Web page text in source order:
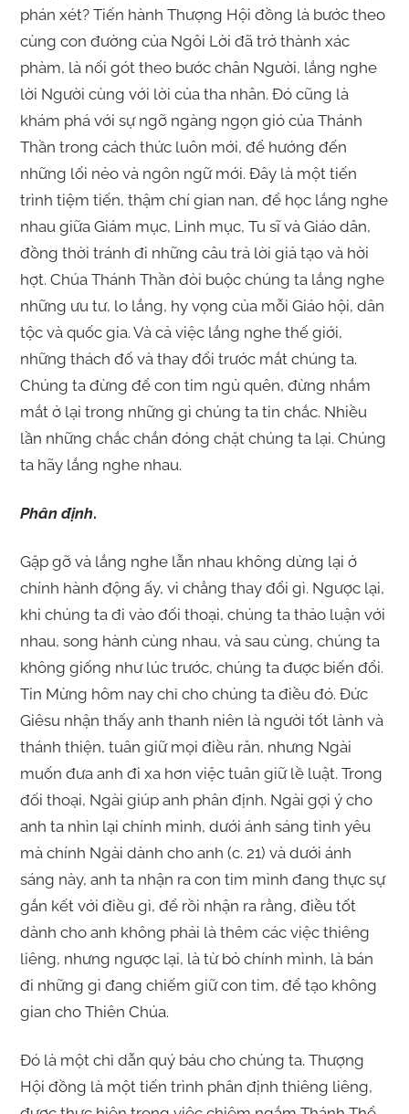
phán xét? Tiến hành Thượng Hội đồng là bước theo
cùng con đường của Ngôi Lời đã trở thành xác
phàm, là nối gót theo bước chân Người, lắng nghe
lời Người cùng với lời của tha nhân. Đó cũng là
khám phá với sự ngỡ ngàng ngọn gió của Thánh
Thần trong cách thức luôn mới, để hướng đến
những lối nẻo và ngôn ngữ mới. Đây là một tiến
trình tiệm tiến, thậm chí gian nan, để học lắng nghe
nhau giữa Giám mục, Linh mục, Tu sĩ và Giáo dân,
đồng thời tránh đi những câu trả lời giả tạo và hời
hợt. Chúa Thánh Thần đòi buộc chúng ta lắng nghe
những ưu tư, lo lắng, hy vọng của mỗi Giáo hội, dân
tộc và quốc gia. Và cả việc lắng nghe thế giới,
những thách đố và thay đổi trước mắt chúng ta.
Chúng ta đừng để con tim ngủ quên, đừng nhắm
mắt ở lại trong những gì chúng ta tin chắc. Nhiều
lần những chắc chắn đóng chặt chúng ta lại. Chúng
ta hãy lắng nghe nhau.
Phân định.
Gặp gỡ và lắng nghe lẫn nhau không dừng lại ở
chính hành động ấy, vì chẳng thay đổi gì. Ngược lại,
khi chúng ta đi vào đối thoại, chúng ta thảo luận với
nhau, song hành cùng nhau, và sau cùng, chúng ta
không giống như lúc trước, chúng ta được biến đổi.
Tin Mừng hôm nay chỉ cho chúng ta điều đó. Đức
Giêsu nhận thấy anh thanh niên là người tốt lành và
thánh thiện, tuân giữ mọi điều răn, nhưng Ngài
muốn đưa anh đi xa hơn việc tuân giữ lề luật. Trong
đối thoại, Ngài giúp anh phân định. Ngài gợi ý cho
anh ta nhìn lại chính mình, dưới ánh sáng tình yêu
mà chính Ngài dành cho anh (c. 21) và dưới ánh
sáng này, anh ta nhận ra con tim mình đang thực sự
gắn kết với điều gì, để rồi nhận ra rằng, điều tốt
dành cho anh không phải là thêm các việc thiêng
liêng, nhưng ngược lại, là từ bỏ chính mình, là bán
đi những gì đang chiếm giữ con tim, để tạo không
gian cho Thiên Chúa.
Đó là một chỉ dẫn quý báu cho chúng ta. Thượng
Hội đồng là một tiến trình phân định thiêng liêng,